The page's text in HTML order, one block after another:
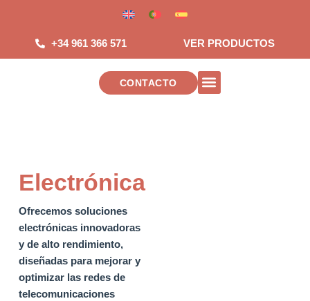
contenido
+34 961 366 571 VER PRODUCTOS
CONTACTO
Electrónica
Ofrecemos soluciones
electrónicas innovadoras
y de alto rendimiento,
diseñadas para mejorar y
optimizar las redes de
telecomunicaciones